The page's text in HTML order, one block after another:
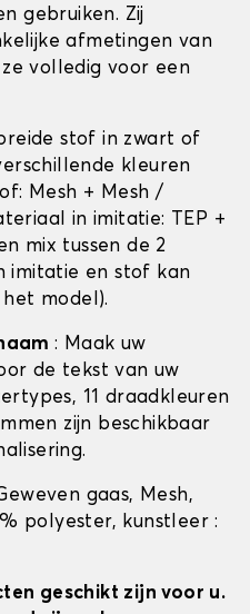
gebruiken. Zij
afmetingen van
volledig voor een
stof in zwart of
kleuren
Mesh + Mesh /
in imitatie: TEP +
mix tussen de 2
imitatie en stof kan
model).
: Maak uw
de tekst van uw
11 draadkleuren
zijn beschikbaar
gaas, Mesh,
polyester, kunstleer :
geschikt zijn voor u.